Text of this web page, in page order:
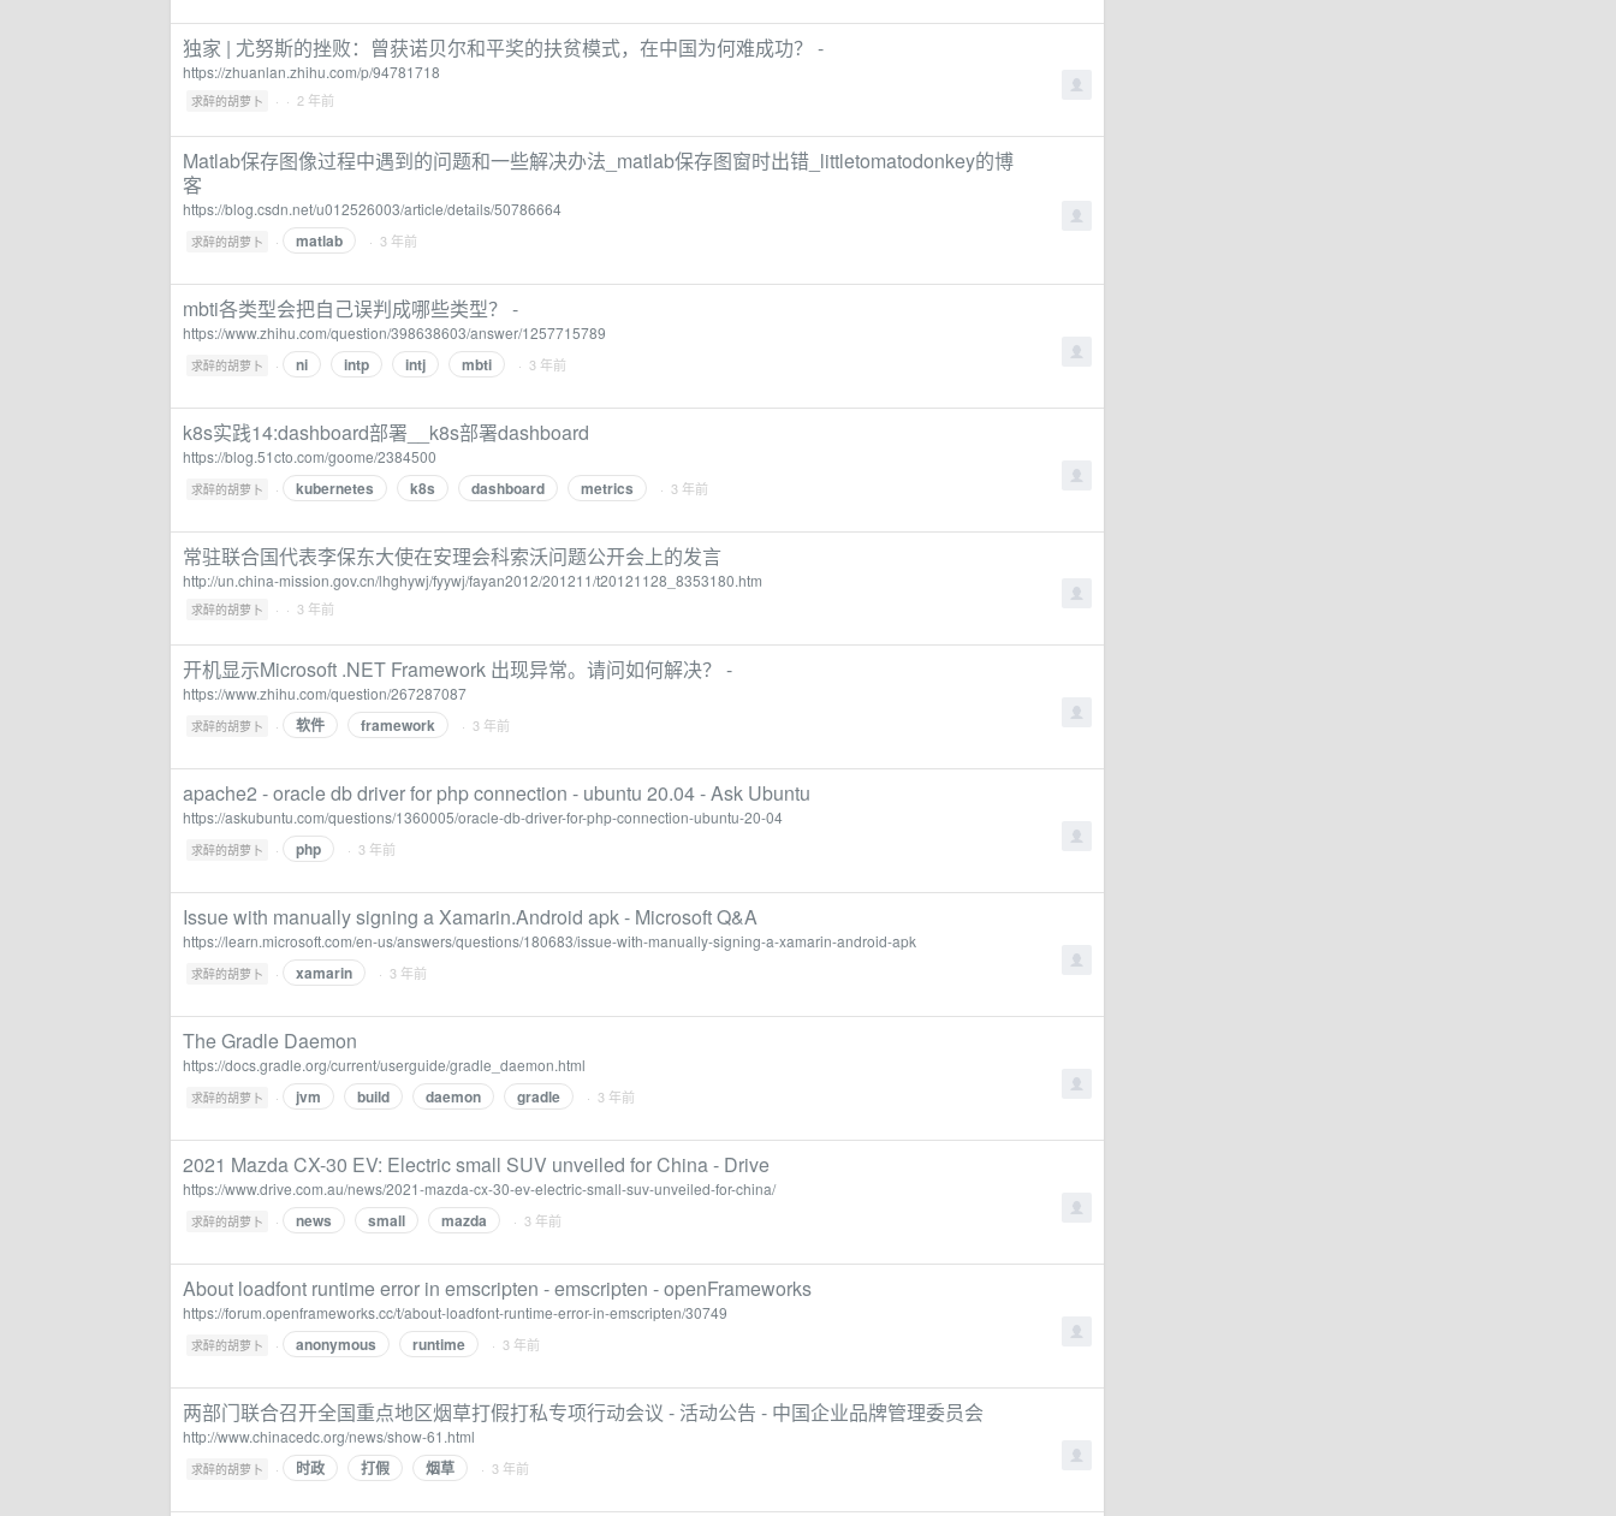
独家 | 尤努斯的挫败：曾获诺贝尔和平奖的扶贫模式，在中国为何难成功？ -
https://zhuanlan.zhihu.com/p/94781718
求醉的胡萝卜 · · 2 年前
Matlab保存图像过程中遇到的问题和一些解决办法_matlab保存图窗时出错_littletomatodonkey的博
客
https://blog.csdn.net/u012526003/article/details/50786664
求醉的胡萝卜 · matlab · 3 年前
mbti各类型会把自己误判成哪些类型？ -
https://www.zhihu.com/question/398638603/answer/1257715789
求醉的胡萝卜 · ni intp intj mbti · 3 年前
k8s实践14:dashboard部署__k8s部署dashboard
https://blog.51cto.com/goome/2384500
求醉的胡萝卜 · kubernetes k8s dashboard metrics · 3 年前
常驻联合国代表李保东大使在安理会科索沃问题公开会上的发言
http://un.china-mission.gov.cn/lhghywj/fyywj/fayan2012/201211/t20121128_8353180.htm
求醉的胡萝卜 · · 3 年前
开机显示Microsoft .NET Framework 出现异常。请问如何解决？ -
https://www.zhihu.com/question/267287087
求醉的胡萝卜 · 软件 framework · 3 年前
apache2 - oracle db driver for php connection - ubuntu 20.04 - Ask Ubuntu
https://askubuntu.com/questions/1360005/oracle-db-driver-for-php-connection-ubuntu-20-04
求醉的胡萝卜 · php · 3 年前
Issue with manually signing a Xamarin.Android apk - Microsoft Q&A
https://learn.microsoft.com/en-us/answers/questions/180683/issue-with-manually-signing-a-xamarin-android-apk
求醉的胡萝卜 · xamarin · 3 年前
The Gradle Daemon
https://docs.gradle.org/current/userguide/gradle_daemon.html
求醉的胡萝卜 · jvm build daemon gradle · 3 年前
2021 Mazda CX-30 EV: Electric small SUV unveiled for China - Drive
https://www.drive.com.au/news/2021-mazda-cx-30-ev-electric-small-suv-unveiled-for-china/
求醉的胡萝卜 · news small mazda · 3 年前
About loadfont runtime error in emscripten - emscripten - openFrameworks
https://forum.openframeworks.cc/t/about-loadfont-runtime-error-in-emscripten/30749
求醉的胡萝卜 · anonymous runtime · 3 年前
两部门联合召开全国重点地区烟草打假打私专项行动会议 - 活动公告 - 中国企业品牌管理委员会
http://www.chinacedc.org/news/show-61.html
求醉的胡萝卜 · 时政 打假 烟草 · 3 年前